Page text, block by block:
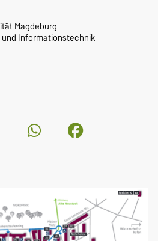
Magdeburg
Informationstechnik